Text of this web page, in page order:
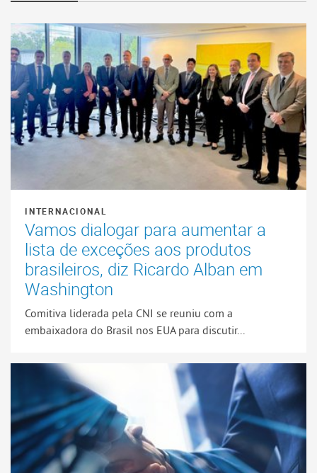
INTERNACIONAL
Vamos dialogar para aumentar a
lista de exceções aos produtos
brasileiros, diz Ricardo Alban em
Washington
Comitiva liderada pela CNI se reuniu com a
embaixadora do Brasil nos EUA para discutir...